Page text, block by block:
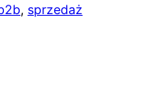
, sprzedaż